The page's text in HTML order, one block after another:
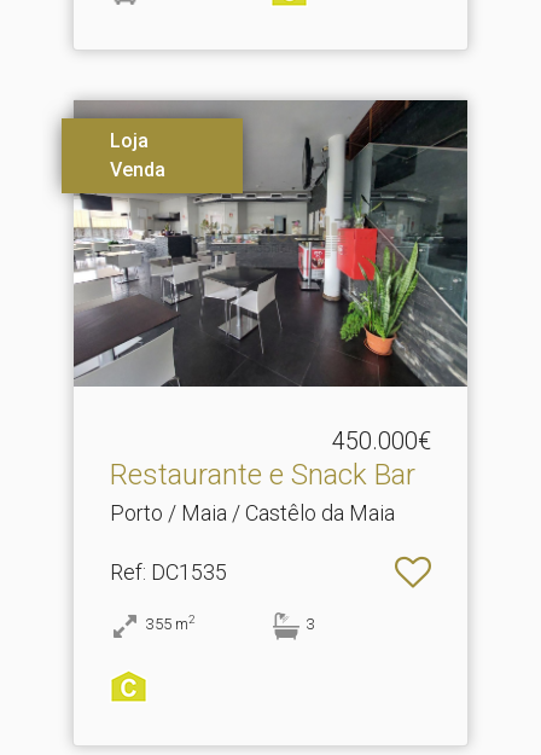
Loja
Venda
450.000€
Restaurante e Snack Bar
Porto / Maia / Castêlo da Maia
Ref: DC1535
355 m2 3